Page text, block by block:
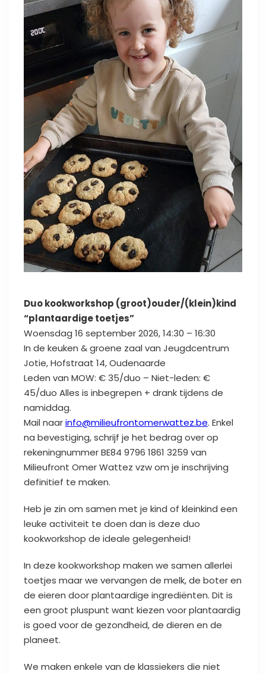
Duo kookworkshop (groot)ouder/(klein)kind
“plantaardige toetjes”
Woensdag 16 september 2026, 14:30 – 16:30
In de keuken & groene zaal van Jeugdcentrum
Jotie, Hofstraat 14, Oudenaarde
Leden van MOW: € 35/duo – Niet-leden: €
45/duo Alles is inbegrepen + drank tijdens de
namiddag.
Mail naarinfo@milieufrontomerwattez.be. Enkel
na bevestiging, schrijf je het bedrag over op
rekeningnummer BE84 9796 1861 3259 van
Milieufront Omer Wattez vzw om je inschrijving
definitief te maken.
Heb je zin om samen met je kind of kleinkind een
leuke activiteit te doen dan is deze duo
kookworkshop de ideale gelegenheid!
In deze kookworkshop maken we samen allerlei
toetjes maar we vervangen de melk, de boter en
de eieren door plantaardige ingrediënten. Dit is
een groot pluspunt want kiezen voor plantaardig
is goed voor de gezondheid, de dieren en de
planeet.
We maken enkele van de klassiekers die niet